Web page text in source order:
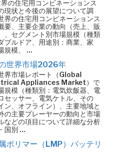
の住宅用コンビネーションス
現状と今後の展望について調
界の住宅用コンビネーションス
要、主要企業の動向（売上、販
、セグメント別市場規模（種類
ブルドア、用途別：商業、家
規模、 …
世界市場2026年
界市場レポート（Global
Appliances Market）で
規模（種類別：電気炊飯器、電
セッサー、電気ケトル、その
ン、オフライン）、主要地域と
の主要プレーヤーの動向と市場
などの項目について詳細な分析
国別 …
ポリマー（LMP）バッテリ